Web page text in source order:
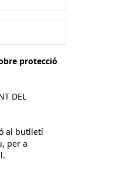
protecció
DEL
al butlletí
per a